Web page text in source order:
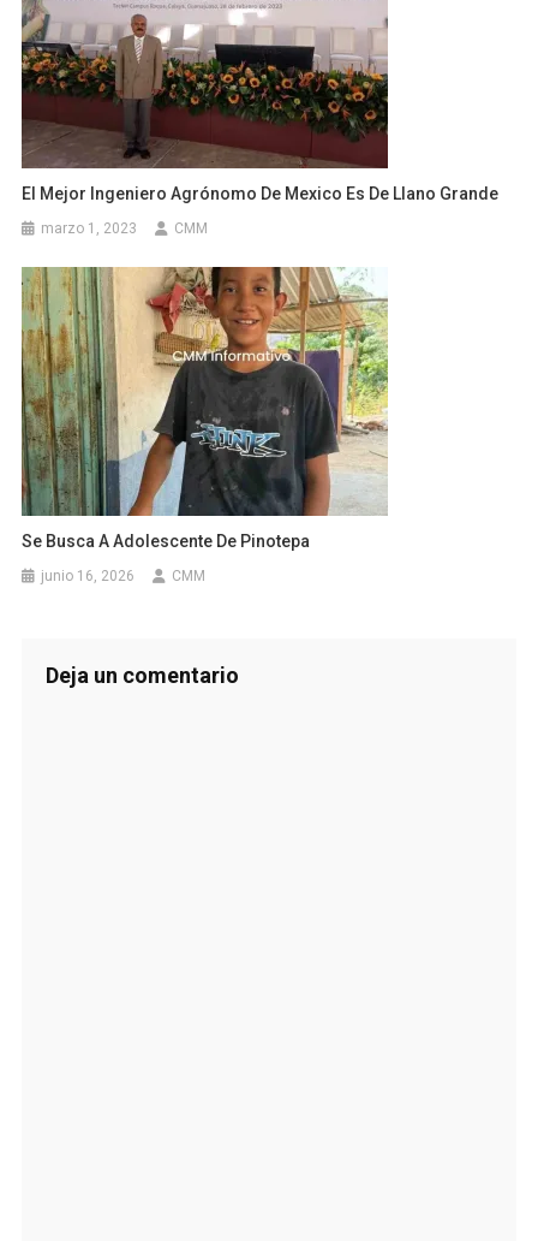
El Mejor Ingeniero Agrónomo De Mexico Es De Llano Grande
marzo 1, 2023 CMM
Se Busca A Adolescente De Pinotepa
junio 16, 2026 CMM
Deja un comentario